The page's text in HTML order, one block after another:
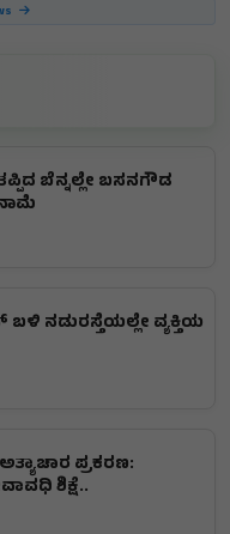
ಬೆನ್ನಲ್ಲೇ ಬಸನಗೌಡ
ಬಳಿ ನಡುರಸ್ತೆಯಲ್ಲೇ ವ್ಯಕ್ತಿಯ
ಪ್ರಕರಣ:
ಶಿಕ್ಷೆ..